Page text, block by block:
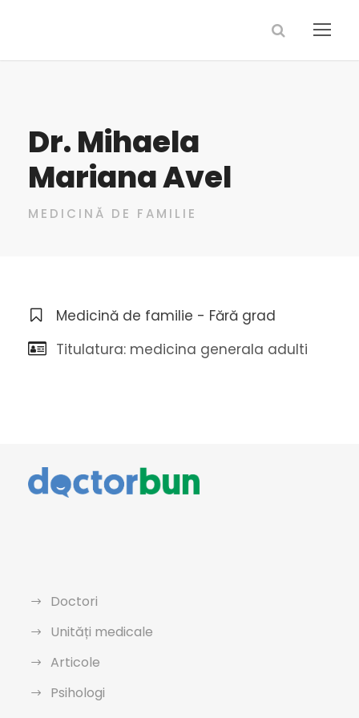
Dr. Mihaela
Mariana Avel
MEDICINĂ DE FAMILIE
Medicină de familie - Fără grad
Titulatura: medicina generala adulti
Doctori
Unități medicale
Articole
Psihologi